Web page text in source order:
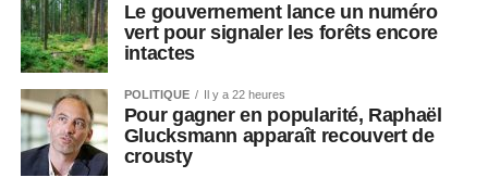
Le gouvernement lance un numéro
vert pour signaler les forêts encore
intactes
POLITIQUE Il y a 22 heures
Pour gagner en popularité, Raphaël
Glucksmann apparaît recouvert de
crousty